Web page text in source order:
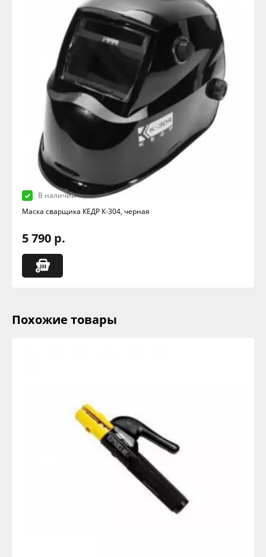
В наличии
Маска сварщика КЕДР К-304, черная
5 790 р.
Похожие товары